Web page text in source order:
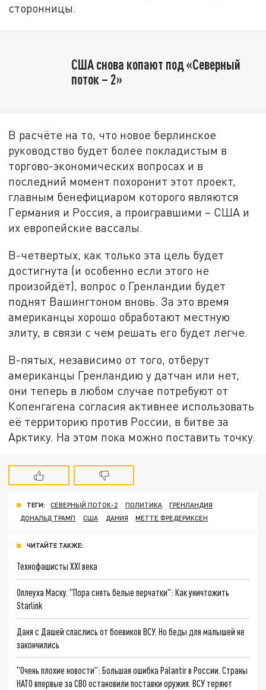
сторонницы.
США снова копают под «Северный
поток – 2»
В расчёте на то, что новое берлинское
руководство будет более покладистым в
торгово-экономических вопросах и в
последний момент похоронит этот проект,
главным бенефициаром которого являются
Германия и Россия, а проигравшими – США и
их европейские вассалы.
В-четвертых, как только эта цель будет
достигнута (и особенно если этого не
произойдёт), вопрос о Гренландии будет
поднят Вашингтоном вновь. За это время
американцы хорошо обработают местную
элиту, в связи с чем решать его будет легче.
В-пятых, независимо от того, отберут
американцы Гренландию у датчан или нет,
они теперь в любом случае потребуют от
Копенгагена согласия активнее использовать
её территорию против России, в битве за
Арктику. На этом пока можно поставить точку.
ТЕГИ: СЕВЕРНЫЙ ПОТОК-2 ПОЛИТИКА
ГРЕНЛАНДИЯ
ДОНАЛЬД ТРАМП
США ДАНИЯ МЕТТЕ ФРЕДЕРИКСЕН
ЧИТАЙТЕ ТАКЖЕ:
Технофашисты XXI века
Оплеуха Маску. "Пора снять белые перчатки": Как уничтожить
Starlink
Даня с Дашей спаслись от боевиков ВСУ. Но беды для малышей не
закончились
"Очень плохие новости": Большая ошибка Palantir в России. Страны
НАТО впервые за СВО остановили поставки оружия. ВСУ теряют